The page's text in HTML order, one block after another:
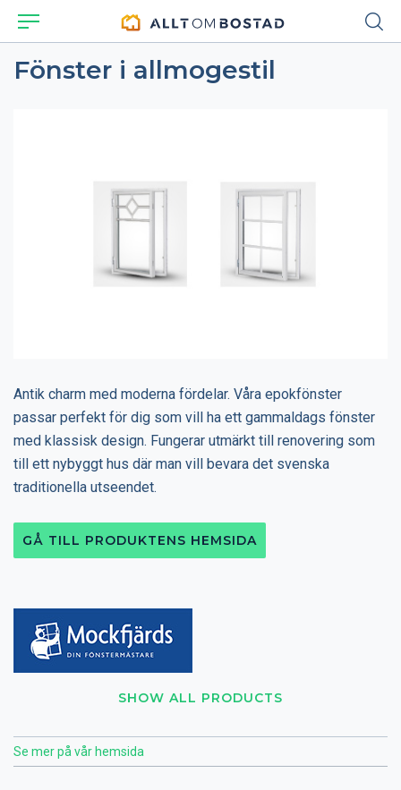
Fönster i allmogestil
SHOW ALL PRODUCTS
Se mer på vår hemsida
Antik charm med moderna fördelar. Våra epokfönster
passar perfekt för dig som vill ha ett gammaldags fönster
med klassisk design. Fungerar utmärkt till renovering som
till ett nybyggt hus där man vill bevara det svenska
traditionella utseendet.
GÅ TILL PRODUKTENS HEMSIDA